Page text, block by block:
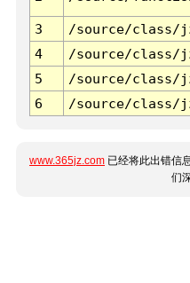
3 /source/class/
4
/source/class/
5
/source/class/
6
/source/class/
www.365jz.com 已经将此出错信
们